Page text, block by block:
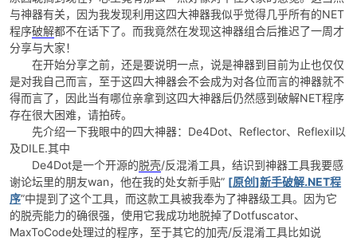
爱
破
与神器有关，因为我发现利用这四大神器我似乎觉得几乎所有的NET
程序破解都不在话下了。而我竟然在发现这神器组合后推迟了一周才
分享与大家！
在开始分享之前，还是要说明一点，说是神器到目前为止也仅仅
是对我自己而言，至于这四大神器会不会成为对各位而言的神器就不
得而言了，因此当有哪位亲拿到这四大神器后仍然感到破解NET程序
存在很大困难，请拍砖。
先介绍一下我眼中的四大神器：De4Dot、Reflector、Reflexil以
及DILE.其中
De4Dot是一个开源的脱壳/反混淆工具，结识到神器工具我要感
谢论坛里的朋友wan，他在我的处女新手贴” [原创]新手破解.NET程
序”中提到了这个工具，而这款工具被我奉为了神器级工具。因为它
的脱壳能力的确很强，使用它我成功地脱掉了Dotfuscator、
MaxToCode处理过的程序，至于其它的加壳/反混淆工具比如说